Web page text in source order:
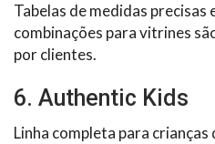
Tabelas de medidas precisas
combinações para vitrines
por clientes.
6. Authentic Kids
Linha completa para crianças